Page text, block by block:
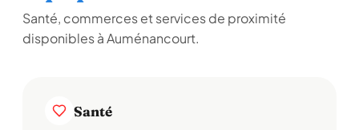
Santé, commerces et services de proximité
disponibles à Auménancourt.
Santé